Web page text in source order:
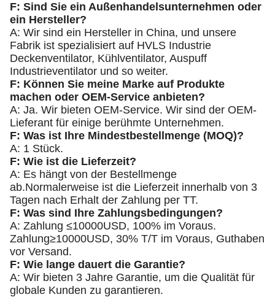
F: Sind Sie ein Außenhandelsunternehmen oder
ein Hersteller?
A: Wir sind ein Hersteller in China, und unsere
Fabrik ist spezialisiert auf HVLS Industrie
Deckenventilator, Kühlventilator, Auspuff
Industrieventilator und so weiter.
F: Können Sie meine Marke auf Produkte
machen oder OEM-Service anbieten?
A: Ja. Wir bieten OEM-Service. Wir sind der OEM-
Lieferant für einige berühmte Unternehmen.
F: Was ist Ihre Mindestbestellmenge (MOQ)?
A: 1 Stück.
F: Wie ist die Lieferzeit?
A: Es hängt von der Bestellmenge
ab.Normalerweise ist die Lieferzeit innerhalb von 3
Tagen nach Erhalt der Zahlung per TT.
F: Was sind Ihre Zahlungsbedingungen?
A: Zahlung ≤10000USD, 100% im Voraus.
Zahlung≥10000USD, 30% T/T im Voraus, Guthaben
vor Versand.
F: Wie lange dauert die Garantie?
A: Wir bieten 3 Jahre Garantie, um die Qualität für
globale Kunden zu garantieren.